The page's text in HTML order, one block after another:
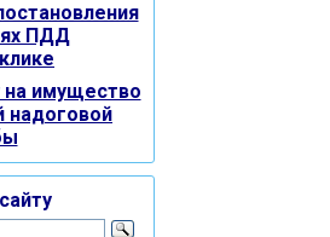
ПДД
на имущество
надоговой